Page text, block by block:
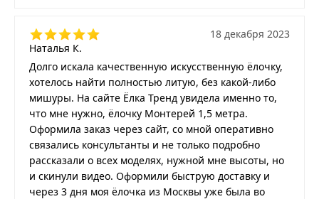
Наталья К.
18 декабря 2023
Долго искала качественную искусственную ёлочку,
хотелось найти полностью литую, без какой-либо
мишуры. На сайте Ёлка Тренд увидела именно то,
что мне нужно, ёлочку Монтерей 1,5 метра.
Оформила заказ через сайт, со мной оперативно
связались консультанты и не только подробно
рассказали о всех моделях, нужной мне высоты, но
и скинули видео. Оформили быструю доставку и
через 3 дня моя ёлочка из Москвы уже была во